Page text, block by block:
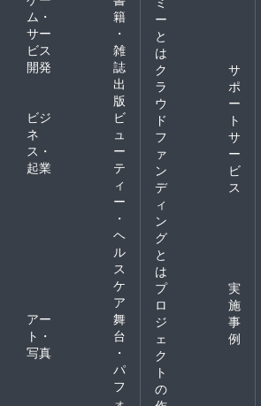
ム・
サー
ビス
開発
籍
・
雑
誌
出
版
ビジ
ネ
ス・
起業
ビ
ュ
ー
テ
ィ
ー
・
ヘ
ル
ス
ケ
ア
アー
ト・
写真
舞
台
・
パ
フ
ォ
ー
と
は
ク
ラ
ウ
ド
フ
ァ
ン
デ
ィ
ン
グ
と
は
サ
ポ
ー
ト
サ
ー
ビ
ス
プ
ロ
ジ
ェ
ク
ト
の
実
施
事
例